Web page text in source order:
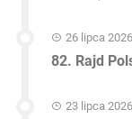
26 lipca 2026
82. Rajd
23 lipca 2026